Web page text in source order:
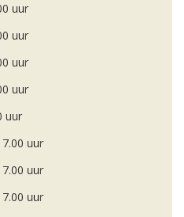
uur
uur
uur
uur
uur
uur
uur
uur